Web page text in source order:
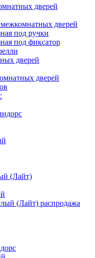
дверей
дверей
под ручки
под фиксатор
дверей
дверей
(Лайт)
(Лайт) распродажа